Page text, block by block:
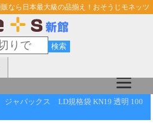
なら日本最大級の品揃え！おそうじモネッツ
ジャパックス LD規格袋 KN19 透明 100